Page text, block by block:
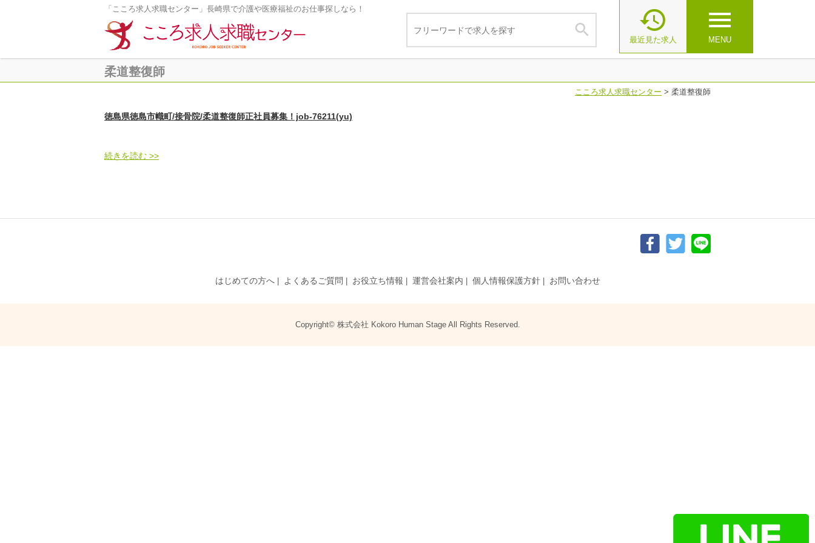
「こころ求人求職センター」長崎県で介護や医療福祉のお仕事探しなら！
 menu
MENU

最近見た求人
柔道整復師
こころ求人求職センター > 柔道整復師
徳島県徳島市幟町/接骨院/柔道整復師正社員募集！job-76211(yu)
続きを読む >>
はじめての方へ よくあるご質問 お役立ち情報 運営会社案内 個人情報保護方針 お問い合わせ
Copyright© 株式会社 Kokoro Human Stage All Rights Reserved.